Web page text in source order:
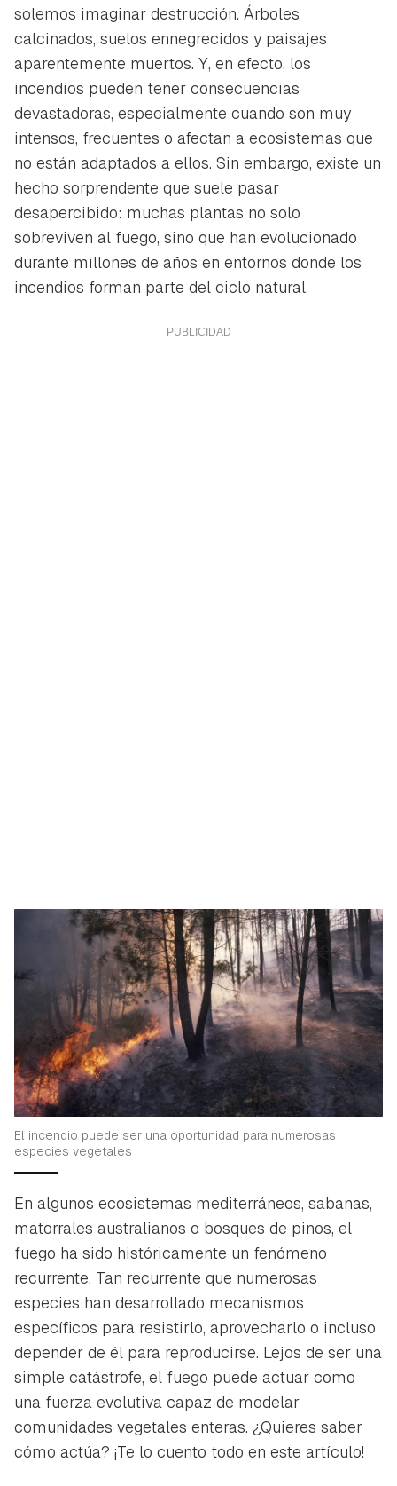
solemos imaginar destrucción. Árboles
calcinados, suelos ennegrecidos y paisajes
aparentemente muertos. Y, en efecto, los
incendios pueden tener consecuencias
devastadoras, especialmente cuando son muy
intensos, frecuentes o afectan a ecosistemas que
no están adaptados a ellos. Sin embargo, existe un
hecho sorprendente que suele pasar
desapercibido: muchas plantas no solo
sobreviven al fuego, sino que han evolucionado
durante millones de años en entornos donde los
incendios forman parte del ciclo natural.
El incendio puede ser una oportunidad para numerosas
especies vegetales
En algunos ecosistemas mediterráneos, sabanas,
matorrales australianos o bosques de pinos, el
fuego ha sido históricamente un fenómeno
recurrente. Tan recurrente que numerosas
especies han desarrollado mecanismos
específicos para resistirlo, aprovecharlo o incluso
depender de él para reproducirse. Lejos de ser una
simple catástrofe, el fuego puede actuar como
una fuerza evolutiva capaz de modelar
comunidades vegetales enteras. ¿Quieres saber
cómo actúa? ¡Te lo cuento todo en este artículo!